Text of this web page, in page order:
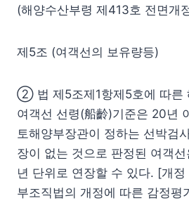
(해양수산부령 제413호 전면개
제5조 (여객선의 보유량등)
② 법 제5조제1항제5호에 따른
여객선 선령(船齡)기준은 20년
토해양부장관이 정하는 선박검
장이 없는 것으로 판정된 여객
년 단위로 연장할 수 있다. [개
부조직법의 개정에 따른 감정평